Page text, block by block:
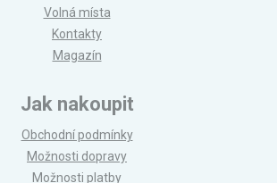
Volná místa
Kontakty
Magazín
Jak nakoupit
Obchodní podmínky
Možnosti dopravy
Možnosti platby